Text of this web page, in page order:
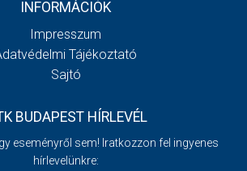
INFORMÁCIÓK
Impresszum
Tájékoztató
Sajtó
BUDAPEST HÍRLEVÉL
eseményről sem! Iratkozzon fel ingyenes
hírlevelünkre: